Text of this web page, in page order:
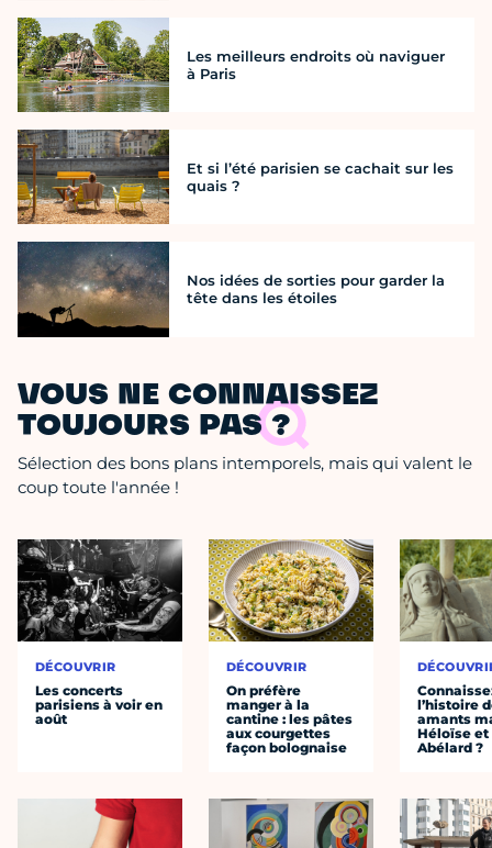
Les meilleurs endroits où naviguer
à Paris
Et si l’été parisien se cachait sur les
quais ?
Nos idées de sorties pour garder la
tête dans les étoiles
VOUS NE CONNAISSEZ
TOUJOURS PAS ?
Sélection des bons plans intemporels, mais qui valent le
coup toute l'année !
DÉCOUVRIR
Les concerts
parisiens à voir en
août
DÉCOUVRIR
On préfère
manger à la
cantine : les pâtes
aux courgettes
façon bolognaise
l’histoire
amants
Héloïse et
Abélard ?